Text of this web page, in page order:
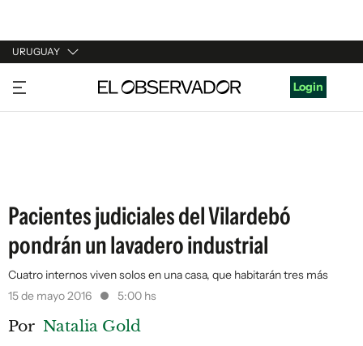
URUGUAY
URUGUAY
ARGENTINA
Login
Pacientes judiciales del Vilardebó
pondrán un lavadero industrial
Cuatro internos viven solos en una casa, que habitarán tres más
15 de mayo 2016
5:00 hs
Por Natalia Gold